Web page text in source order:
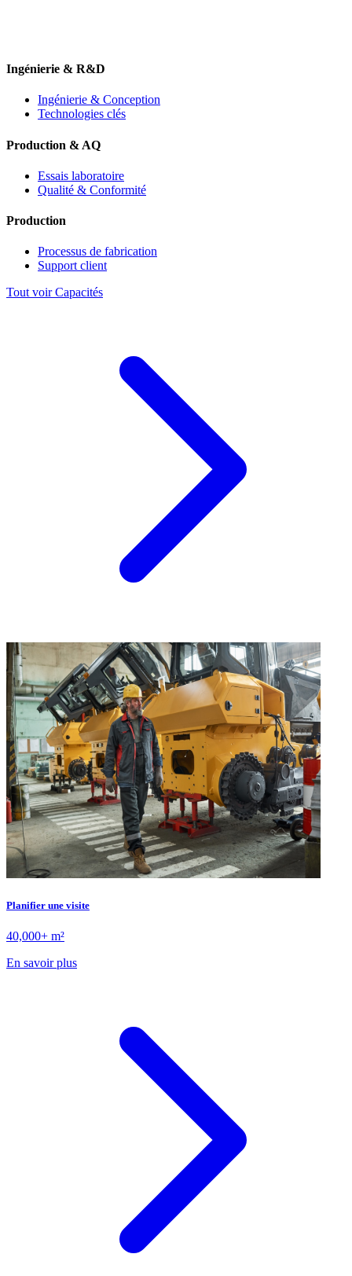
Ingénierie & R&D
Ingénierie & Conception
Technologies clés
Production & AQ
Essais laboratoire
Qualité & Conformité
Production
Processus de fabrication
Support client
Tout voir Capacités
Planifier une visite
40,000+ m²
En savoir plus